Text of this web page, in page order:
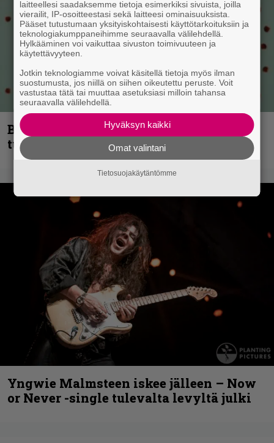
Blind Channel palaa rytinällä –
tuplasingle videoineen julki
Yngwie Malmsteen iskee jälleen – Now
or Never -single tulevalta levyltä julki
laitteellesi saadaksemme tietoja esimerkiksi sivuista, joilla
vierailit, IP-osoitteestasi sekä laitteesi ominaisuuksista.
Pääset tutustumaan yksityiskohtaisesti käyttötarkoituksiin ja
teknologiakumppaneihimme seuraavalla välilehdellä.
Hylkääminen voi vaikuttaa sivuston toimivuuteen ja
käytettävyyteen.
Jotkin teknologiamme voivat käsitellä tietoja myös ilman
suostumusta, jos niillä on siihen oikeutettu peruste. Voit
vastustaa tätä tai muuttaa asetuksiasi milloin tahansa
seuraavalla välilehdellä.
Hyväksyn kaikki
Omat valintani
Tietosuojakäytäntömme